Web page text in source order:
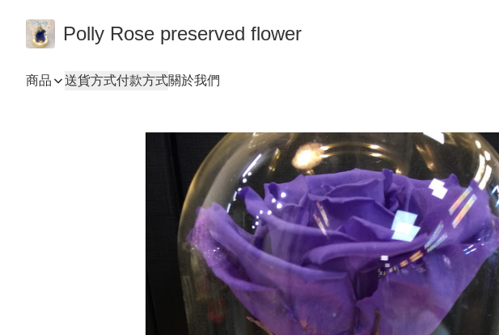
Polly Rose preserved flower
商品 送貨方式付款方式關於我們